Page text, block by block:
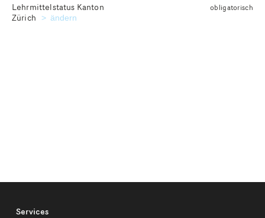
Lehrmittelstatus Kanton
Zürich
Kanton für die Ausgabe des gewünschten
ändern
obligatorisch
Services